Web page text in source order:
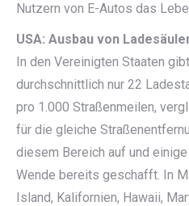
Nutzern von E-Autos das
USA: Ausbau von
In den Vereinigten Staaten
durchschnittlich nur 22
pro 1.000 Straßenmeilen,
für die gleiche
diesem Bereich auf und
Wende bereits geschafft. In
Island, Kalifornien, Hawaii,